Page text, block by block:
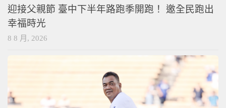
迎接父親節 臺中下半年路跑季開跑！ 邀全民跑出
幸福時光
8 8 月, 2026